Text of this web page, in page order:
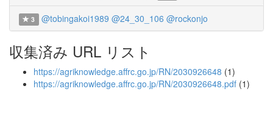
3 @tobingakoi1989 @24_30_106 @rockonjo
収集済み URL リスト
https://agriknowledge.affrc.go.jp/RN/2030926648 (1)
https://agriknowledge.affrc.go.jp/RN/2030926648.pdf (1)